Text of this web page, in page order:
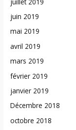
juin 2019
mai 2019
avril 2019
mars 2019
février 2019
janvier 2019
Décembre 2018
octobre 2018